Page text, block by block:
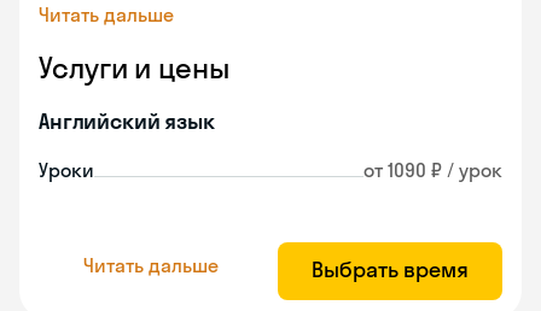
Читать дальше
Услуги и цены
Английский язык
Уроки от 1090 ₽ / урок
Читать дальше Выбрать время